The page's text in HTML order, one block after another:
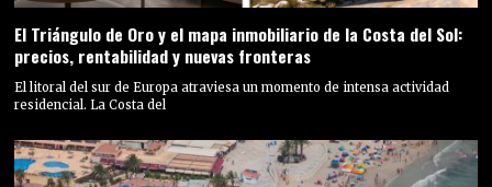
El Triángulo de Oro y el mapa inmobiliario de la Costa del Sol:
precios, rentabilidad y nuevas fronteras
El litoral del sur de Europa atraviesa un momento de intensa actividad
residencial. La Costa del